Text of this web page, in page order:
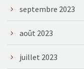
septembre 2023
août 2023
juillet 2023